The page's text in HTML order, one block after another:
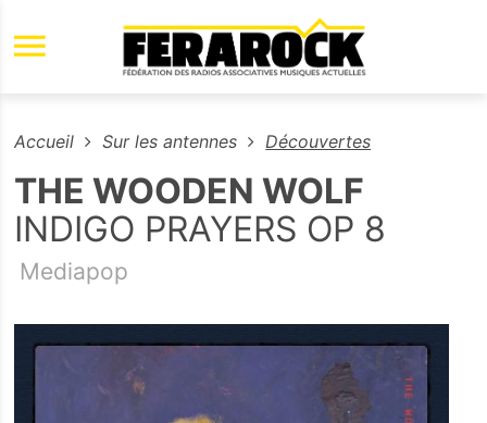
Aller au contenu principal
Accueil Sur les antennes Découvertes
THE WOODEN WOLF
INDIGO PRAYERS OP 8
Mediapop